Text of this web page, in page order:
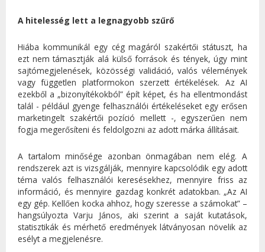
A hitelesség lett a legnagyobb szűrő
Hiába kommunikál egy cég magáról szakértői státuszt, ha
ezt nem támasztják alá külső források és tények, úgy mint
sajtómegjelenések, közösségi validáció, valós vélemények
vagy független platformokon szerzett értékelések. Az AI
ezekből a „bizonyítékokból” épít képet, és ha ellentmondást
talál - például gyenge felhasználói értékeléseket egy erősen
marketingelt szakértői pozíció mellett -, egyszerűen nem
fogja megerősíteni és feldolgozni az adott márka állításait.
A tartalom minősége azonban önmagában nem elég. A
rendszerek azt is vizsgálják, mennyire kapcsolódik egy adott
téma valós felhasználói keresésekhez, mennyire friss az
információ, és mennyire gazdag konkrét adatokban. „Az AI
egy gép. Kellően kocka ahhoz, hogy szeresse a számokat” –
hangsúlyozta Varju János, aki szerint a saját kutatások,
statisztikák és mérhető eredmények látványosan növelik az
esélyt a megjelenésre.